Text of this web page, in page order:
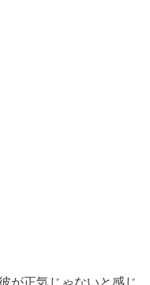
が正気じゃないと感じ